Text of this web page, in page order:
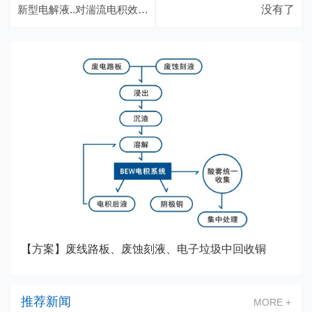
新型电解液..对湍流电积效果的影响研究 没有了
【方案】废线路板、废蚀刻液、电子垃圾中回收铜
推荐新闻 MORE +